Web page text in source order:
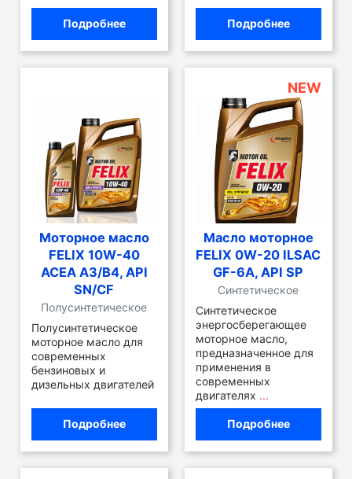
Подробнее Подробнее
Моторное масло
FELIX 10W-40
ACEA A3/B4, API
SN/CF
Полусинтетическое
Полусинтетическое
моторное масло для
современных
бензиновых и
дизельных двигателей
Подробнее
NEW
Масло моторное
FELIX 0W-20 ILSAC
GF-6А, API SP
Синтетическое
Синтетическое
энергосберегающее
моторное масло,
предназначенное для
применения в
современных
двигателях ...
Подробнее